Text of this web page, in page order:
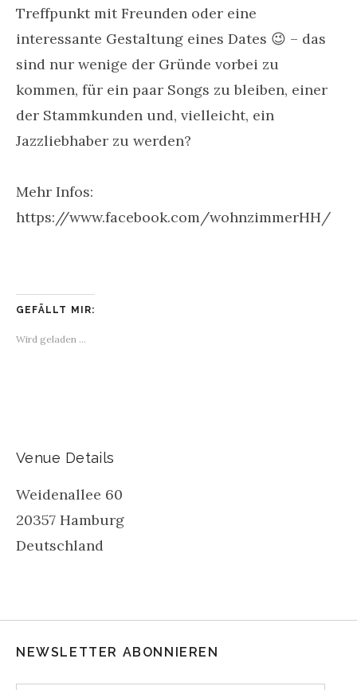
Treffpunkt mit Freunden oder eine
interessante Gestaltung eines Dates 😉 – das
sind nur wenige der Gründe vorbei zu
kommen, für ein paar Songs zu bleiben, einer
der Stammkunden und, vielleicht, ein
Jazzliebhaber zu werden?
Mehr Infos:
https://www.facebook.com/wohnzimmerHH/
GEFÄLLT MIR:
Wird geladen …
Venue Details
Weidenallee 60
20357 Hamburg
Deutschland
NEWSLETTER ABONNIEREN